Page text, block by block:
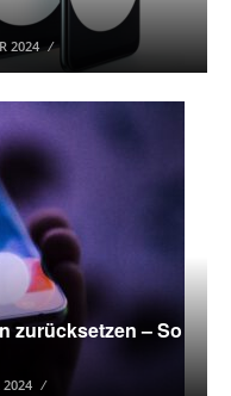
2024
zurücksetzen – So
2024